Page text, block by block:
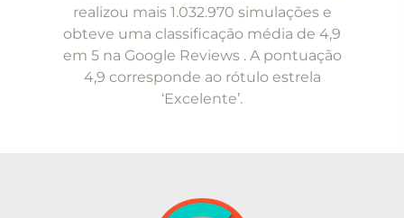
realizou mais 1.032.970 simulações e
obteve uma classificação média de 4,9
em 5 na Google Reviews . A pontuação
4,9 corresponde ao rótulo estrela
‘Excelente’.